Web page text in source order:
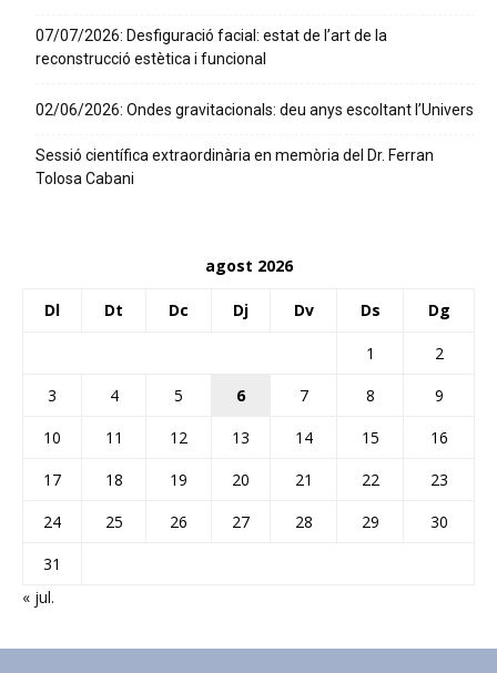
07/07/2026: Desfiguració facial: estat de l’art de la
reconstrucció estètica i funcional
02/06/2026: Ondes gravitacionals: deu anys escoltant l’Univers
Sessió científica extraordinària en memòria del Dr. Ferran
Tolosa Cabani
agost 2026
Dl Dt Dc Dj Dv Ds Dg
1
2
3
4 5 6 7 8
9
10
11 12 13 14 15
16
17
18 19 20 21 22
23
24
25 26 27 28 29
30
31
« jul.